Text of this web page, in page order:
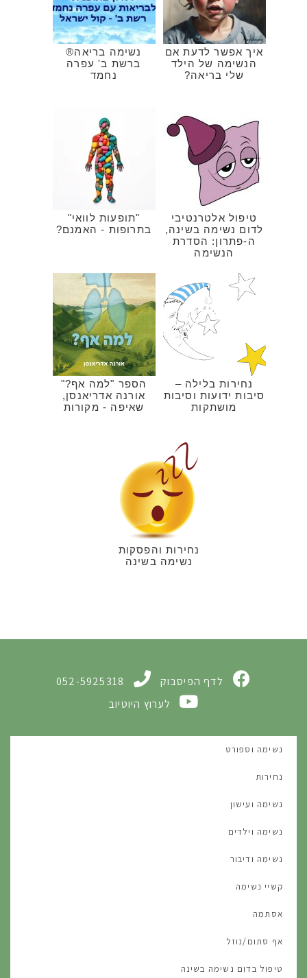
איך אפשר לדעת אם
הנשימה של הילד
שלי בריאה?
נשימה בריאה®
ברשת ב' עפרה
נחמד
טיפול אלטרנטיבי
לדום נשימה בשינה,
ה-פתרון: הסדרת
הנשימה
"תופעות לוואי"
בתרופות - האמנם?
נחירות בלילה –
סיבות ידועות וסיבות
מושתקות
הספר "למה אף?"
אורנה אדריאנסן,
שאיפה - מקורות
נחירות והפסקות
נשימה בשינה
לדף הפיסבוק
052-5925318
לערוץ היוטיוב
נשימה וספורט
נחירות
נשימה ועישון
נשימה וילדים
נשימה ודיבור
קשיי נשימה
אסתמה
אף סתום/נוזל
טיפול בדום נשימה בשינה